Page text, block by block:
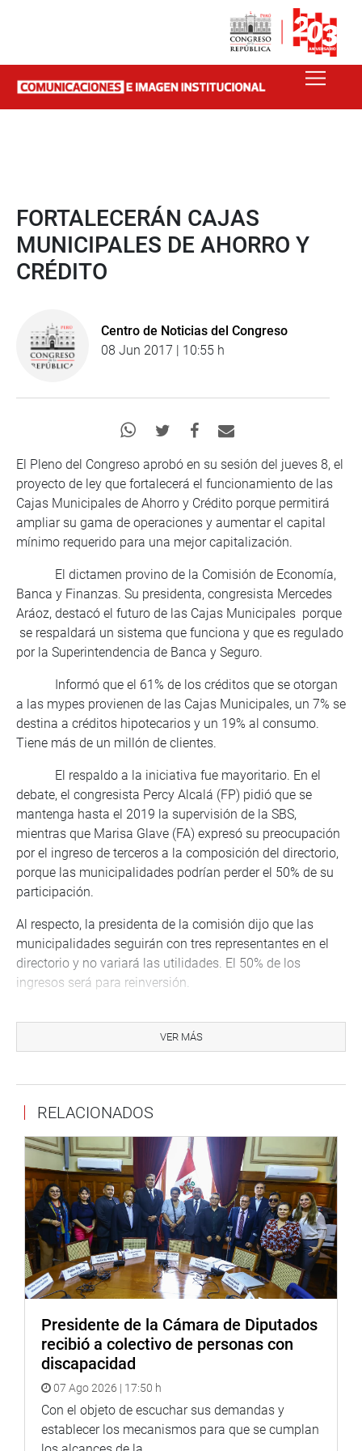
FORTALECERÁN CAJAS
MUNICIPALES DE AHORRO Y
CRÉDITO
Centro de Noticias del Congreso
08 Jun 2017 | 10:55 h
El Pleno del Congreso aprobó en su sesión del jueves 8, el
proyecto de ley que fortalecerá el funcionamiento de las
Cajas Municipales de Ahorro y Crédito porque permitirá
ampliar su gama de operaciones y aumentar el capital
mínimo requerido para una mejor capitalización.
El dictamen provino de la Comisión de Economía,
Banca y Finanzas. Su presidenta, congresista Mercedes
Aráoz, destacó el futuro de las Cajas Municipales porque
se respaldará un sistema que funciona y que es regulado
por la Superintendencia de Banca y Seguro.
Informó que el 61% de los créditos que se otorgan
a las mypes provienen de las Cajas Municipales, un 7% se
destina a créditos hipotecarios y un 19% al consumo.
Tiene más de un millón de clientes.
El respaldo a la iniciativa fue mayoritario. En el
debate, el congresista Percy Alcalá (FP) pidió que se
mantenga hasta el 2019 la supervisión de la SBS,
mientras que Marisa Glave (FA) expresó su preocupación
por el ingreso de terceros a la composición del directorio,
porque las municipalidades podrían perder el 50% de su
participación.
Al respecto, la presidenta de la comisión dijo que las
municipalidades seguirán con tres representantes en el
directorio y no variará las utilidades. El 50% de los
ingresos será para reinversión.
las Cajas Municipales contribuyen a la descentralización
financiera del país y llegan a zonas donde no llegan otras
García Belaunde (AP), quien expresó que apoyarán la
ayudará a fortalecer el sistema.
Mercedes Aráoz aclaró que la norma está dirigida
solo a las Cajas Municipales de Ahorro y Crédito, no a las
cooperativas. Puesto al voto, se aprobó con 90 votos.
Hubo 8 en contra y una abstención. Se le exoneró de
segunda votación con 85 votos.
Previamente, el Pleno –conducido por la titular del
votos) el proyecto de Resolución Legislativa 313 que
aprueba el Acuerdo sobre medidas del Estado rector para
prevenir, desalentar y eliminar la pesca ilegal no
declarada y no reglamentada, que se adoptó en la
conferencia de la FAO en noviembre de 2009.
El presidente de la comisión de Relaciones Exteriores,
VER MÁS
RELACIONADOS
Presidente de la Cámara de Diputados
recibió a colectivo de personas con
discapacidad
07 Ago 2026 | 17:50 h
Con el objeto de escuchar sus demandas y
establecer los mecanismos para que se cumplan